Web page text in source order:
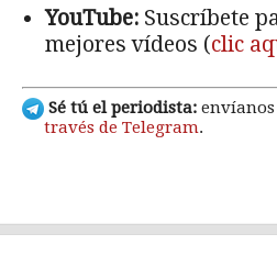
YouTube: Suscríbete
mejores vídeos (clic
Sé tú el periodista:
través de Telegram.